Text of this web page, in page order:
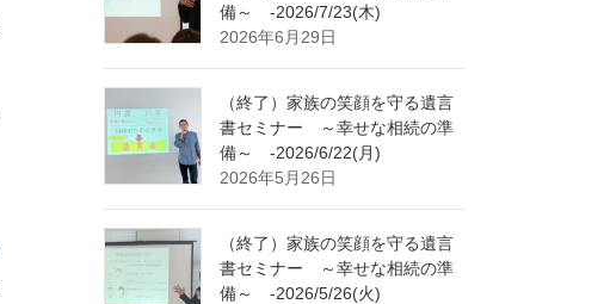
備～ -2026/7/23(木)
2026年6月29日
（終了）家族の笑顔を守る遺言
書セミナー ～幸せな相続の準
備～ -2026/6/22(月)
2026年5月26日
（終了）家族の笑顔を守る遺言
書セミナー ～幸せな相続の準
備～ -2026/5/26(火)